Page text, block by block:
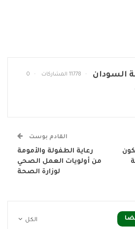
السودان 11778 المشاركات 0
القادم بوست
رعاية الطفولة والأمومة
من أولويات العمل الصحي
لوزارة الصحة
الكل